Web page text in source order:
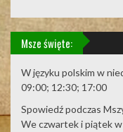
Msze święte:
W języku polskim w
09:00; 12:30; 17:00
Spowiedź podczas
We czwartek i piątek